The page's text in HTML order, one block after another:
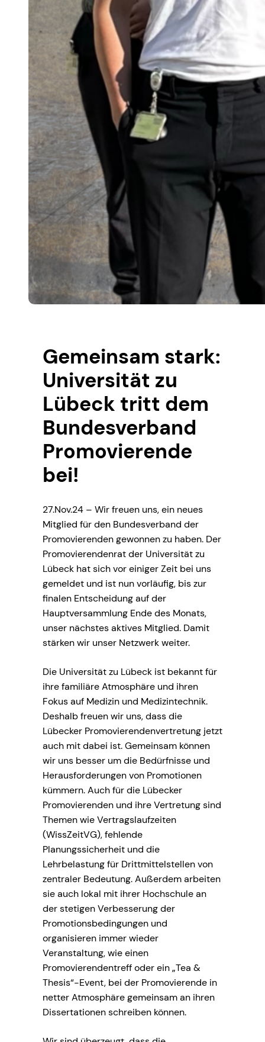
Gemeinsam stark:
Universität zu
Lübeck tritt dem
Bundesverband
Promovierende
bei!
27.Nov.24 – Wir freuen uns, ein neues
Mitglied für den Bundesverband der
Promovierenden gewonnen zu haben. Der
Promovierendenrat der Universität zu
Lübeck hat sich vor einiger Zeit bei uns
gemeldet und ist nun vorläufig, bis zur
finalen Entscheidung auf der
Hauptversammlung Ende des Monats,
unser nächstes aktives Mitglied. Damit
stärken wir unser Netzwerk weiter.
Die Universität zu Lübeck ist bekannt für
ihre familiäre Atmosphäre und ihren
Fokus auf Medizin und Medizintechnik.
Deshalb freuen wir uns, dass die
Lübecker Promovierendenvertretung jetzt
auch mit dabei ist. Gemeinsam können
wir uns besser um die Bedürfnisse und
Herausforderungen von Promotionen
kümmern. Auch für die Lübecker
Promovierenden und ihre Vertretung sind
Themen wie Vertragslaufzeiten
(WissZeitVG), fehlende
Planungssicherheit und die
Lehrbelastung für Drittmittelstellen von
zentraler Bedeutung. Außerdem arbeiten
sie auch lokal mit ihrer Hochschule an
der stetigen Verbesserung der
Promotionsbedingungen und
organisieren immer wieder
Veranstaltung, wie einen
Promovierendentreff oder ein „Tea &
Thesis“-Event, bei der Promovierende in
netter Atmosphäre gemeinsam an ihren
Dissertationen schreiben können.